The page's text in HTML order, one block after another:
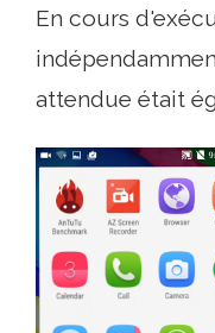
En cours
attendue était